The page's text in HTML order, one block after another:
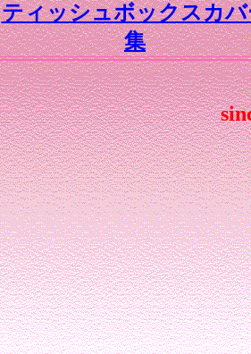
ティッシュボックスカバ
集